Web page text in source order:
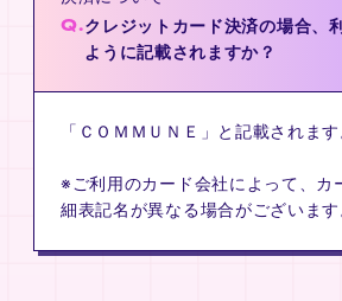
ATTENTION
FAQ
JOIN
ME:I COMMUNE
Q.クレジットカード決済の場合、
ように記載されますか？
「ＣＯＭＭＵＮＥ」と記載されます
※ご利用のカード会社によって、カ
細表記名が異なる場合がございます